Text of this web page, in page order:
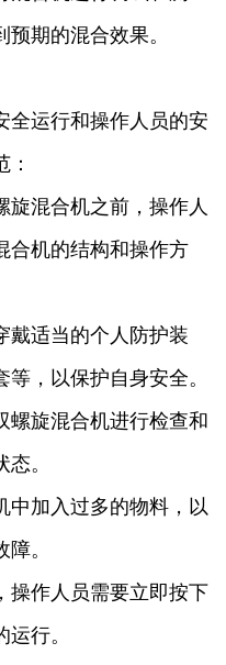
期的混合效果。
全运行和操作人员的安
旋混合机之前，操作人
合机的结构和操作方
戴适当的个人防护装
，以保护自身安全。
螺旋混合机进行检查和
。
中加入过多的物料，以
。
操作人员需要立即按下
行。